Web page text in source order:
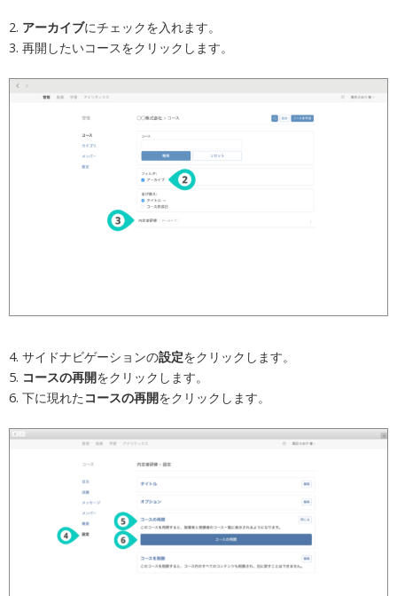
2. アーカイブにチェックを入れます。
3. 再開したいコースをクリックします。
4. サイドナビゲーションの設定をクリックします。
5. コースの再開をクリックします。
6. 下に現れた コースの再開をクリックします。